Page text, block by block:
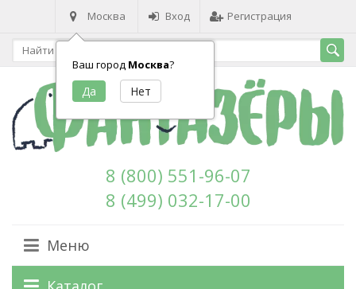
Москва
Ваш город Москва?
Вход Регистрация
8 (800) 551-96-07
8 (499) 032-17-00
Меню